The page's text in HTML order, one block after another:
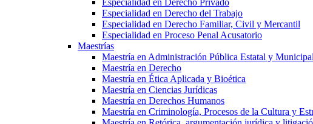
Especialidad en Derecho Privado
Especialidad en Derecho del Trabajo
Especialidad en Derecho Familiar, Civil y Mercantil
Especialidad en Proceso Penal Acusatorio
Maestrías
Maestría en Administración Pública Estatal y Municipal
Maestría en Derecho
Maestría en Ética Aplicada y Bioética
Maestría en Ciencias Jurídicas
Maestría en Derechos Humanos
Maestría en Criminología, Procesos de la Cultura y